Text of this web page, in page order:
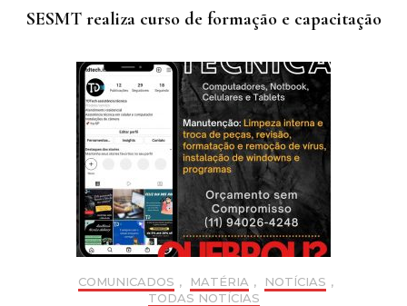
SESMT realiza curso de formação e capacitação
COMUNICADOS , MATÉRIA , NOTÍCIAS ,
TODAS NOTÍCIAS